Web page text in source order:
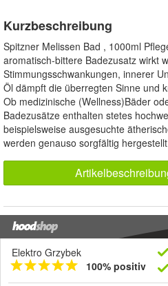
Kurzbeschreibung
Spitzner Melissen Bad , 1000ml
aromatisch-bittere Badezusatz wirkt
Stimmungsschwankungen, innerer
Öl dämpft die überregten Sinne und
Ob medizinische (Wellness)Bäder
Badezusätze enthalten stetes
beispielsweise ausgesuchte
werden genauso sorgfältig
Elektro Grzybek
100% positiv